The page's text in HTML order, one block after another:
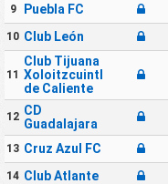
9 Puebla FC
10 Club León
11
Club Tijuana
Xoloitzcuintles
de Caliente
12 CD
Guadalajara
13 Cruz Azul FC
14 Club Atlante